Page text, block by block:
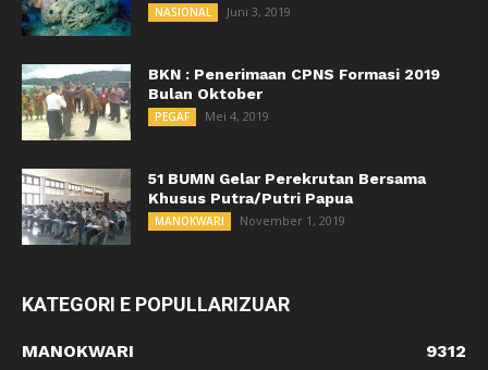
NASIONAL Juni 3, 2019
BKN : Penerimaan CPNS Formasi 2019
Bulan Oktober
PEGAF Mei 4, 2019
51 BUMN Gelar Perekrutan Bersama
Khusus Putra/Putri Papua
MANOKWARI November 1, 2019
KATEGORI E POPULLARIZUAR
MANOKWARI
9312